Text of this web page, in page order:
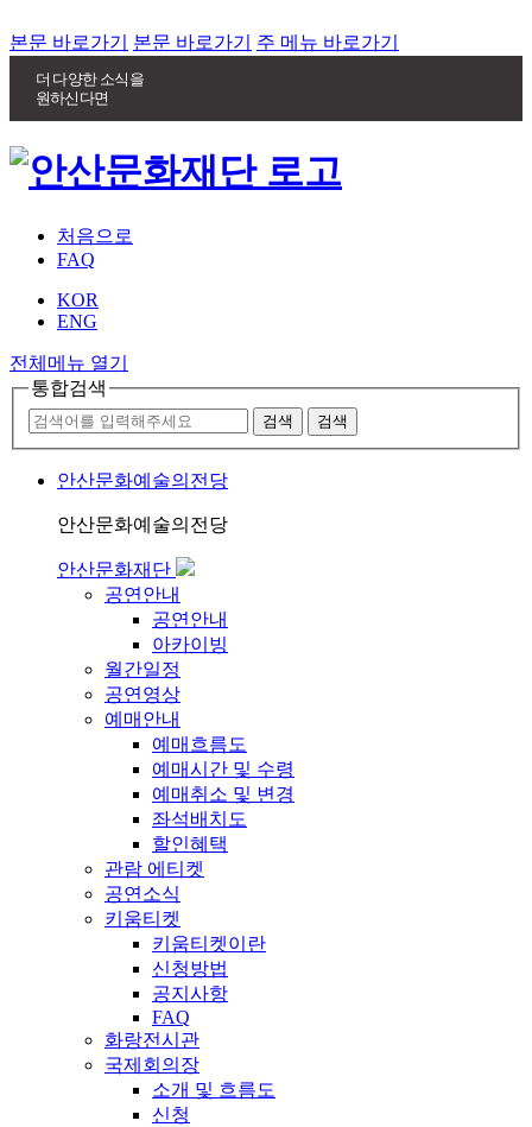
본문 바로가기 본문 바로가기 주 메뉴 바로가기
더 다양한 소식을
원하신다면
처음으로
FAQ
KOR
ENG
전체메뉴 열기
통합검색
안산문화예술의전당
안산문화예술의전당
안산문화재단
공연안내
공연안내
아카이빙
월간일정
공연영상
예매안내
예매흐름도
예매시간 및 수령
예매취소 및 변경
좌석배치도
할인혜택
관람 에티켓
공연소식
키움티켓
키움티켓이란
신청방법
공지사항
FAQ
화랑전시관
국제회의장
소개 및 흐름도
신청